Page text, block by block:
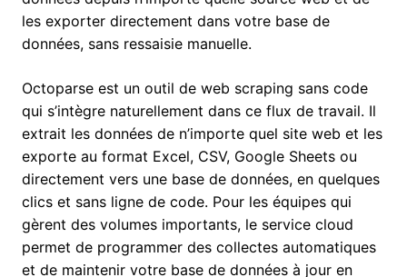
les exporter directement dans votre base de
données, sans ressaisie manuelle.
Octoparse est un outil de web scraping sans code
qui s’intègre naturellement dans ce flux de travail. Il
extrait les données de n’importe quel site web et les
exporte au format Excel, CSV, Google Sheets ou
directement vers une base de données, en quelques
clics et sans ligne de code. Pour les équipes qui
gèrent des volumes importants, le service cloud
permet de programmer des collectes automatiques
et de maintenir votre base de données à jour en